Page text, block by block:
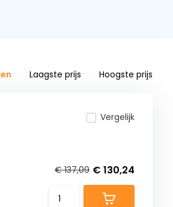
Laagste prijs Hoogste prijs
Vergelijk
€ 137,09 € 130,24